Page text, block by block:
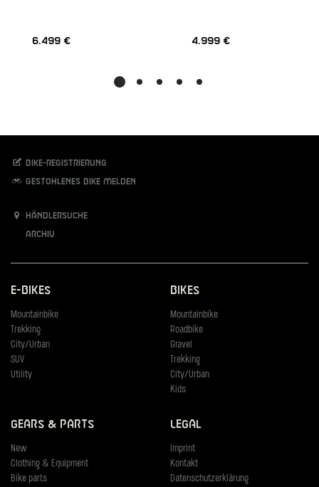
6.499 € 4.999 €
Bike-Registrierung
Gestohlenes Bike melden
Händlersuche
Archiv
E-Bikes
Mountainbike
Trekking
City/Urban
SUV
Utility
Bikes
Mountainbike
Roadbike
Gravel
Trekking
City/Urban
Kids
Gears & Parts
New
Clothing & Equipment
Bike parts
Legal
Imprint
Kontakt
Datenschutzerklärung